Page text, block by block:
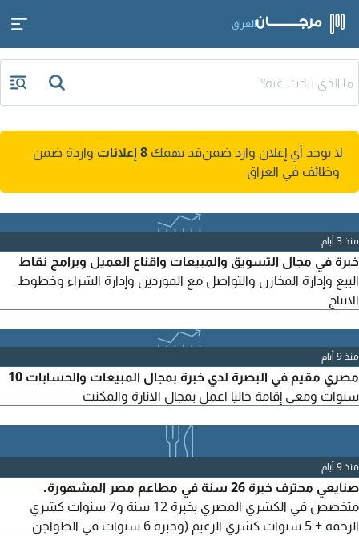
العراق
لا يوجد أي إعلان وارد ضمنقد يهمك 8 إعلانات
واردة ضمن
وظائف في العراق
منذ 3 أيام
خبرة في مجال التسويق والمبيعات واقناع العميل وبرامج نقاط
البيع وإدارة المخازن والتواصل مع الموردين وإدارة الشراء وخطوط
الانتاج
منذ 9 أيام
مصري مقيم في البصرة لدي خبرة بمجال المبيعات والحسابات 10
سنوات ومعي إقامة حاليا اعمل بمجال الانارة والمكنت
منذ 9 أيام
صنايعي محترف خبرة 26 سنة في مطاعم مصر المشهورة.
متخصص في الكشري المصري بخبرة 12 سنة و7 سنوات كشري
الرحمة + 5 سنوات كشري الزعيم (وخبرة 6 سنوات في الطواجن